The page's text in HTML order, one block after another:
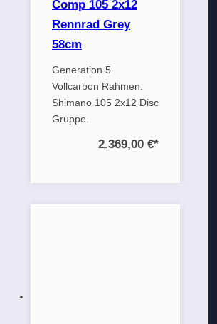
Comp 105 2x12
Rennrad Grey
58cm
Generation 5
Vollcarbon Rahmen.
Shimano 105 2x12 Disc
Gruppe.
2.369,00 €*